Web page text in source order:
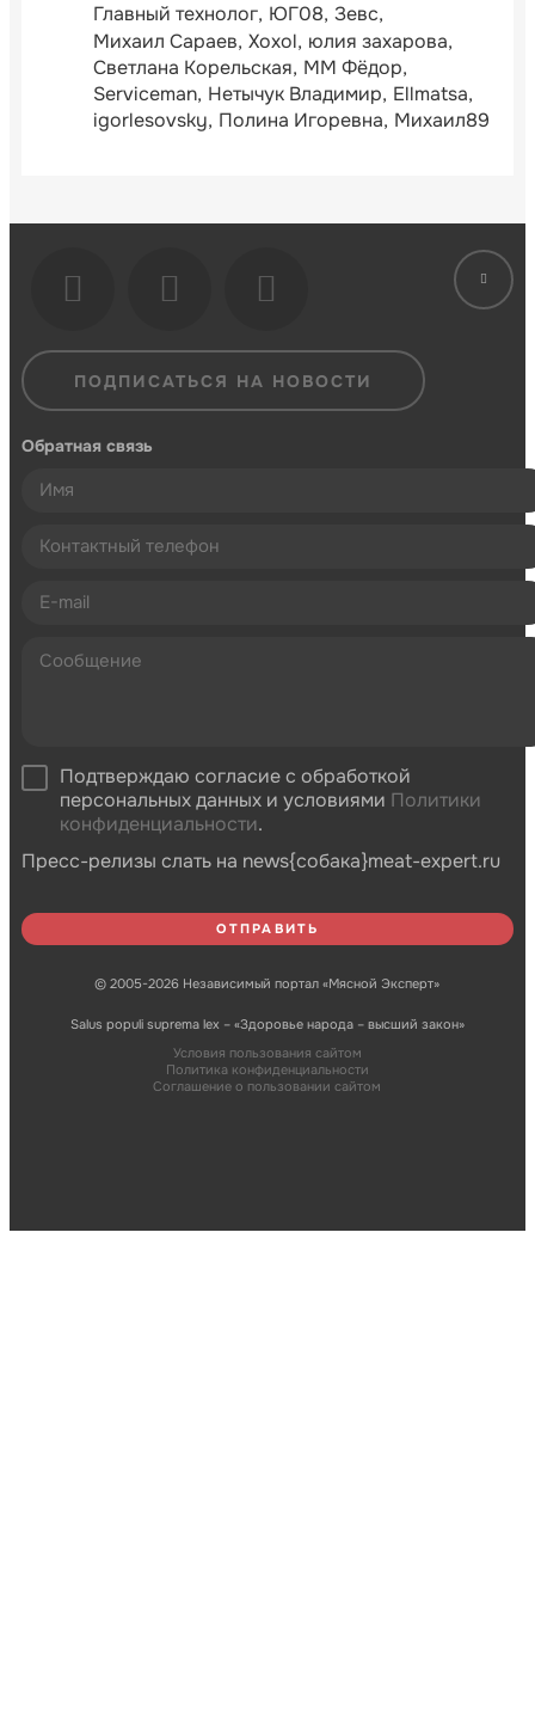
Главный технолог ЮГ08 Зевс
Михаил Сараев Xoxol юлия захарова
Светлана Корельская ММ Фёдор
Serviceman Нетычук Владимир Ellmatsa
igorlesovsky Полина Игоревна Михаил89
ПОДПИСАТЬСЯ НА НОВОСТИ
Обратная связь
Подтверждаю согласие с обработкой
персональных данных и условиями Политики
конфиденциальности.
Пресс-релизы слать на news{собака}meat-expert.ru
© 2005-2026 Независимый портал «Мясной Эксперт»
Salus populi suprema lex – «Здоровье народа – высший закон»
Условия пользования сайтом
Политика конфиденциальности
Соглашение о пользовании сайтом